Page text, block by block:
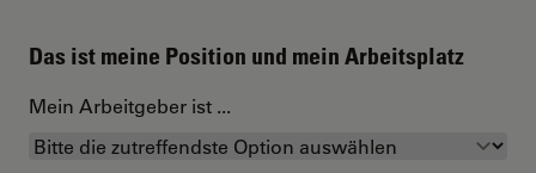
Das ist meine Position und mein Arbeitsplatz
Mein Arbeitgeber ist ...